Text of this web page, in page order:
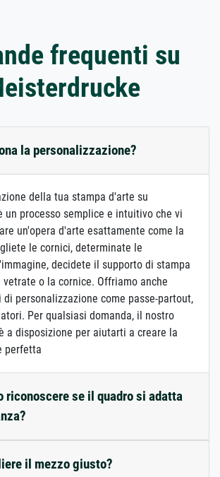
frequenti su
la personalizzazione?
della tua stampa d'arte su
un processo semplice e intuitivo che vi
un'opera d'arte esattamente come la
le cornici, determinate le
decidete il supporto di stampa
o la cornice. Offriamo anche
personalizzazione come passe-partout,
Per qualsiasi domanda, il nostro
a disposizione per aiutarti a creare la
perfetta
riconoscere se il quadro si adatta
il mezzo giusto?